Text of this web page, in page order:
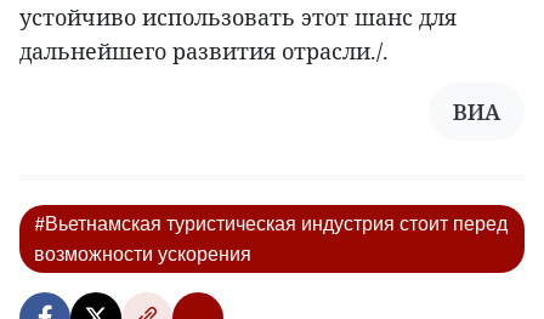
устойчиво использовать этот шанс для
дальнейшего развития отрасли./.
ВИА
#Вьетнамская туристическая индустрия стоит перед
возможности ускорения